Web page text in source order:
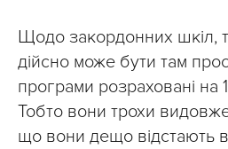
Щодо закордонних шкіл,
дійсно може бути там
програми розраховані на
Тобто вони трохи
що вони дещо відстають